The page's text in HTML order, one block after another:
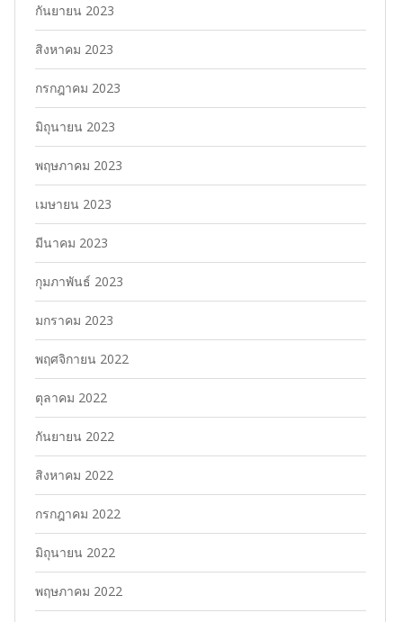
กันยายน 2023
สิงหาคม 2023
กรกฎาคม 2023
มิถุนายน 2023
พฤษภาคม 2023
เมษายน 2023
มีนาคม 2023
กุมภาพันธ์ 2023
มกราคม 2023
พฤศจิกายน 2022
ตุลาคม 2022
กันยายน 2022
สิงหาคม 2022
กรกฎาคม 2022
มิถุนายน 2022
พฤษภาคม 2022